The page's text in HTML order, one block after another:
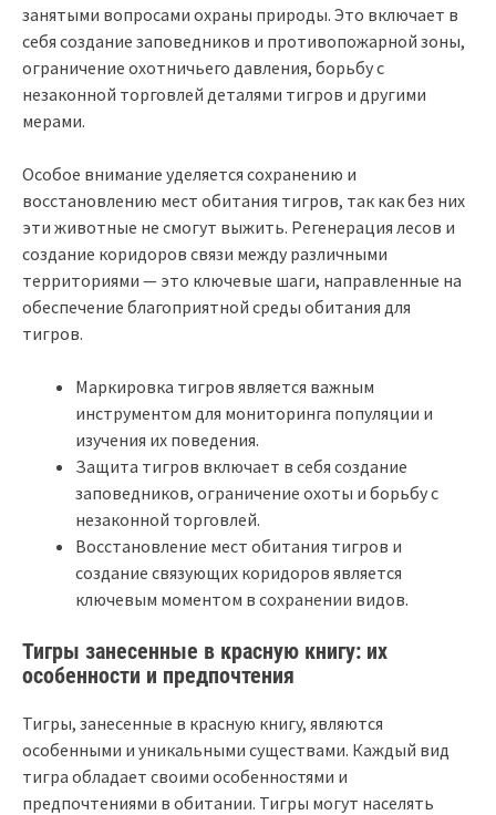
занятыми вопросами охраны природы. Это включает в
себя создание заповедников и противопожарной зоны,
ограничение охотничьего давления, борьбу с
незаконной торговлей деталями тигров и другими
мерами.
Особое внимание уделяется сохранению и
восстановлению мест обитания тигров, так как без них
эти животные не смогут выжить. Регенерация лесов и
создание коридоров связи между различными
территориями — это ключевые шаги, направленные на
обеспечение благоприятной среды обитания для
тигров.
Маркировка тигров является важным
инструментом для мониторинга популяции и
изучения их поведения.
Защита тигров включает в себя создание
заповедников, ограничение охоты и борьбу с
незаконной торговлей.
Восстановление мест обитания тигров и
создание связующих коридоров является
ключевым моментом в сохранении видов.
Тигры занесенные в красную книгу: их
особенности и предпочтения
Тигры, занесенные в красную книгу, являются
особенными и уникальными существами. Каждый вид
тигра обладает своими особенностями и
предпочтениями в обитании. Тигры могут населять